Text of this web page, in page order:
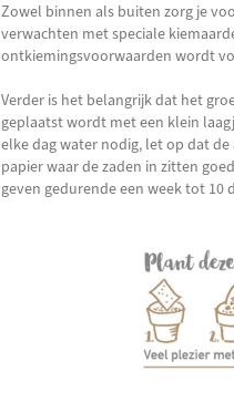
Zowel binnen als buiten zorg je
verwachten met speciale
ontkiemingsvoorwaarden wordt
Verder is het belangrijk dat het
geplaatst wordt met een klein
elke dag water nodig, let op dat
papier waar de zaden in zitten
geven gedurende een week tot 10